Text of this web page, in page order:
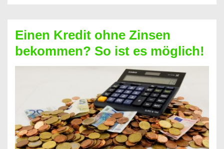
Festvertrag
für
jeden
erfahren
Sie
es
Einen Kredit ohne Zinsen
bekommen? So ist es möglich!